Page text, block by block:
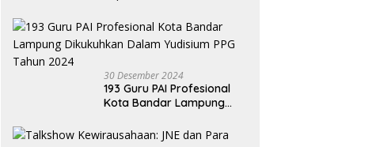
dari BNN Kabupaten
Lampung Selatan
30 Desember 2024
193 Guru PAI Profesional
Kota Bandar Lampung
Yudisium PPG Tahun 2024